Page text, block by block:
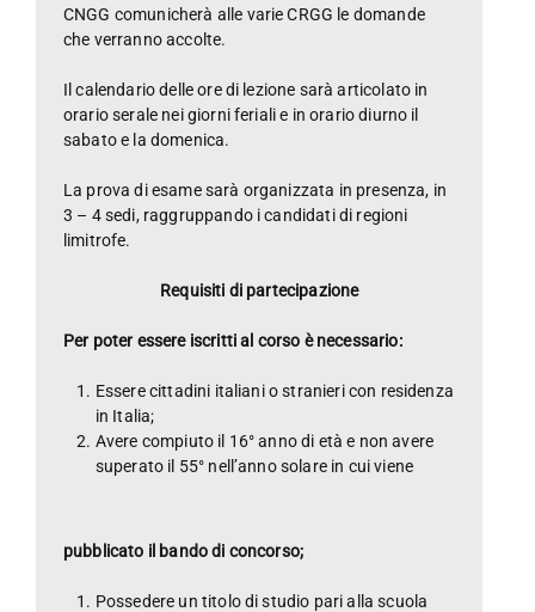
CNGG comunicherà alle varie CRGG le domande
che verranno accolte.
Il calendario delle ore di lezione sarà articolato in
orario serale nei giorni feriali e in orario diurno il
sabato e la domenica.
La prova di esame sarà organizzata in presenza, in
3 – 4 sedi, raggruppando i candidati di regioni
limitrofe.
Requisiti di partecipazione
Per poter essere iscritti al corso è necessario:
Essere cittadini italiani o stranieri con residenza
in Italia;
Avere compiuto il 16° anno di età e non avere
superato il 55° nell’anno solare in cui viene
pubblicato il bando di concorso;
Possedere un titolo di studio pari alla scuola